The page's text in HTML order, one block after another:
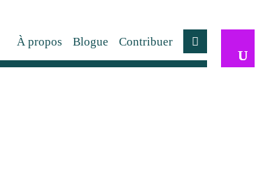
À propos Blogue Contribuer Compte